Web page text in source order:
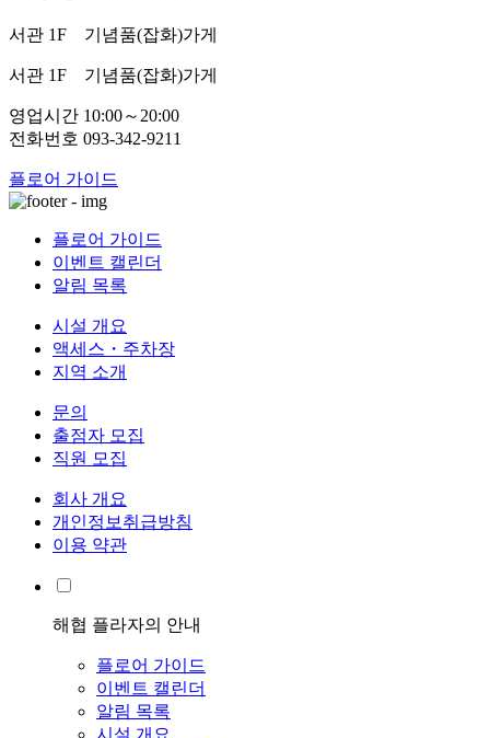
서관 1F 기념품(잡화)가게
서관 1F 기념품(잡화)가게
영업시간 10:00～20:00
전화번호 093-342-9211
플로어 가이드
플로어 가이드
이벤트 캘린더
알림 목록
시설 개요
액세스・주차장
지역 소개
문의
출점자 모집
직원 모집
회사 개요
개인정보취급방침
이용 약관
해협 플라자의 안내
플로어 가이드
이벤트 캘린더
알림 목록
시설 개요